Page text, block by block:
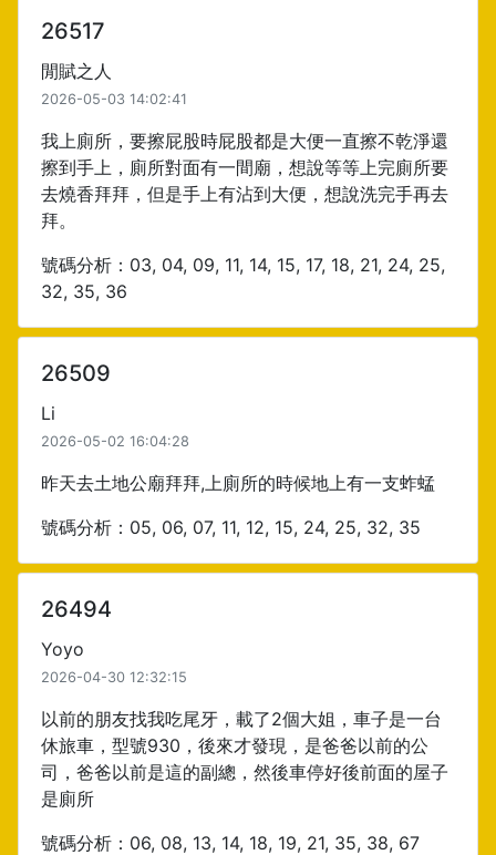
26517
閒賦之人
2026-05-03 14:02:41
我上廁所，要擦屁股時屁股都是大便一直擦不乾淨還
擦到手上，廁所對面有一間廟，想說等等上完廁所要
去燒香拜拜，但是手上有沾到大便，想說洗完手再去
拜。
號碼分析：03, 04, 09, 11, 14, 15, 17, 18, 21, 24, 25,
32, 35, 36
26509
Li
2026-05-02 16:04:28
昨天去土地公廟拜拜,上廁所的時候地上有一支蚱蜢
號碼分析：05, 06, 07, 11, 12, 15, 24, 25, 32, 35
26494
Yoyo
2026-04-30 12:32:15
以前的朋友找我吃尾牙，載了2個大姐，車子是一台
休旅車，型號930，後來才發現，是爸爸以前的公
司，爸爸以前是這的副總，然後車停好後前面的屋子
是廁所
號碼分析：06, 08, 13, 14, 18, 19, 21, 35, 38, 67